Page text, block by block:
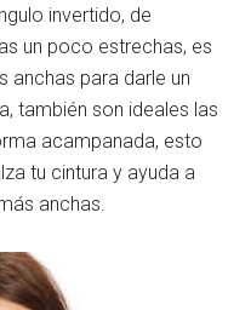
invertido, de
un poco estrechas, es
anchas para darle un
también son ideales las
acampanada, esto
tu cintura y ayuda a
anchas.